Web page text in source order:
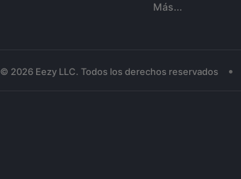
Más...
© 2026 Eezy LLC. Todos los derechos reservados •